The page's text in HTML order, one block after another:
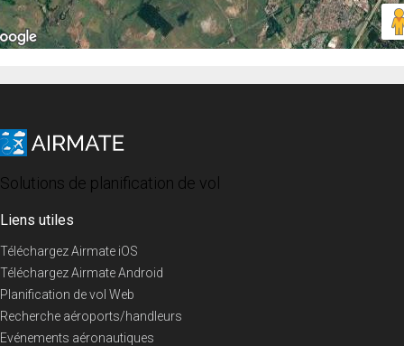
Solutions de planification de vol
Liens utiles
Téléchargez Airmate iOS
Téléchargez Airmate Android
Planification de vol Web
Recherche aéroports/handleurs
Evénements aéronautiques